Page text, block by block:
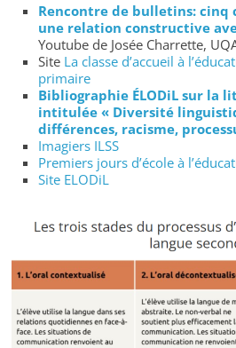
Rencontre de bulletins: cinq
une relation constructive
Youtube de Josée Charrette,
Site La classe d’accueil à
primaire
Bibliographie ÉLODiL sur la
intitulée « Diversité
différences, racisme,
Imagiers ILSS
Premiers jours d’école à
Site ELODiL